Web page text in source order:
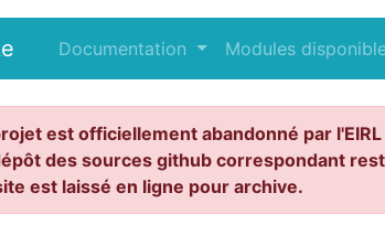
(current)
Documentation Modules
est officiellement abandonné par
des sources github correspondant
est laissé en ligne pour archive.